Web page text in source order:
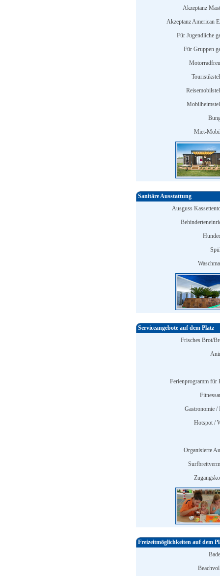
Akzeptanz
Akzeptanz American
Für Jugendliche
Für Gruppen
Miet-
Sanitäre Ausstattung
Ausguss
Serviceangebote auf dem Platz
Frisches Brot/
Ferienprogramm für
Gastronomie /
Hotspot /
Organisierte
Freizeitmöglichkeiten auf dem